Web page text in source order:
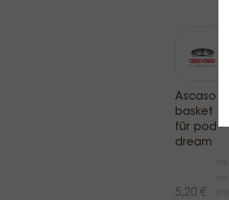
Ascaso
basket
für pod -
dream
5,20 €